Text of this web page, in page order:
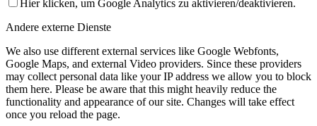
Hier klicken, um Google Analytics zu aktivieren/deaktivieren.
Andere externe Dienste
We also use different external services like Google Webfonts,
Google Maps, and external Video providers. Since these providers
may collect personal data like your IP address we allow you to block
them here. Please be aware that this might heavily reduce the
functionality and appearance of our site. Changes will take effect
once you reload the page.